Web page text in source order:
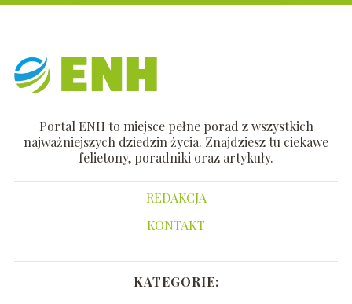
Portal ENH to miejsce pełne porad z wszystkich
najważniejszych dziedzin życia. Znajdziesz tu ciekawe
felietony, poradniki oraz artykuły.
REDAKCJA
KONTAKT
KATEGORIE: